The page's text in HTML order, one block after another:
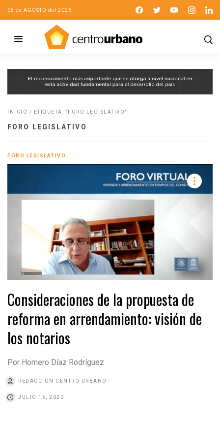
08 de AGOSTO del 2026
INICIO / ETIQUETA: "FORO LEGISLATIVO"
FORO LEGISLATIVO
FORO LEGISLATIVO
Consideraciones de la propuesta de
reforma en arrendamiento: visión de
los notarios
Por Homero Díaz Rodríguez
REDACCIÓN CENTRO URBANO
JULIO 15, 2020